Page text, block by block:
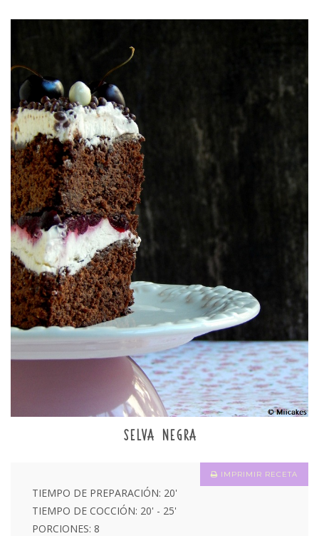
SELVA NEGRA
IMPRIMIR RECETA
TIEMPO DE PREPARACIÓN: 20'
TIEMPO DE COCCIÓN: 20' - 25'
PORCIONES: 8